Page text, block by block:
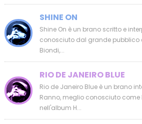
SHINE ON
Shine On è un brano scritto e
conosciuto dal grande pubblico
Biondi,...
RIO DE JANEIRO BLUE
Rio de Janeiro Blue è un brano
Ranno, meglio conosciuto come
nell'album H...